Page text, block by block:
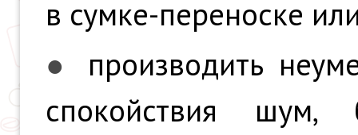
в сумке-переноске
● производить
спокойствия шум,